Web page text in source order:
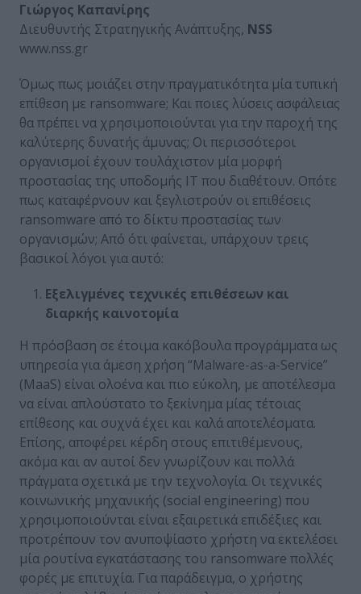
Γιώργος Καπανίρης
Διευθυντής Στρατηγικής Ανάπτυξης, NSS
www.nss.gr
Όμως πως μοιάζει στην πραγματικότητα μία τυπική
επίθεση με ransomware; Και ποιες λύσεις ασφάλειας
θα πρέπει να χρησιμοποιούνται για την παροχή της
καλύτερης δυνατής άμυνας; Οι περισσότεροι
οργανισμοί έχουν τουλάχιστον μία μορφή
προστασίας της υποδομής IT που διαθέτουν. Οπότε
πως καταφέρνουν και ξεγλιστρούν οι επιθέσεις
ransomware από το δίκτυ προστασίας των
οργανισμών; Από ότι φαίνεται, υπάρχουν τρεις
βασικοί λόγοι για αυτό:
Εξελιγμένες τεχνικές επιθέσεων και
διαρκής καινοτομία
Η πρόσβαση σε έτοιμα κακόβουλα προγράμματα ως
υπηρεσία για άμεση χρήση “Malware-as-a-Service”
(ΜaaS) είναι ολοένα και πιο εύκολη, με αποτέλεσμα
να είναι απλούστατο το ξεκίνημα μίας τέτοιας
επίθεσης και συχνά έχει και καλά αποτελέσματα.
Επίσης, αποφέρει κέρδη στους επιτιθέμενους,
ακόμα και αν αυτοί δεν γνωρίζουν και πολλά
πράγματα σχετικά με την τεχνολογία. Οι τεχνικές
κοινωνικής μηχανικής (social engineering) που
χρησιμοποιούνται είναι εξαιρετικά επιδέξιες και
προτρέπουν τον ανυποψίαστο χρήστη να εκτελέσει
μία ρουτίνα εγκατάστασης του ransomware πολλές
φορές με επιτυχία. Για παράδειγμα, ο χρήστης